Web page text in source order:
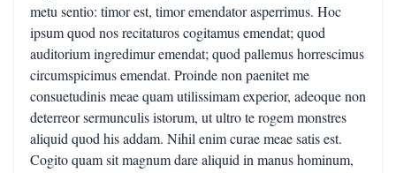
metu sentio: timor est, timor emendator asperrimus. Hoc
ipsum quod nos recitaturos cogitamus emendat; quod
auditorium ingredimur emendat; quod pallemus horrescimus
circumspicimus emendat. Proinde non paenitet me
consuetudinis meae quam utilissimam experior, adeoque non
deterreor sermunculis istorum, ut ultro te rogem monstres
aliquid quod his addam. Nihil enim curae meae satis est.
Cogito quam sit magnum dare aliquid in manus hominum,